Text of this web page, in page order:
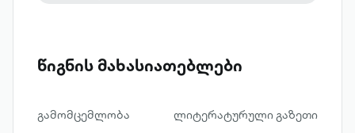
წიგნის მახასიათებლები
გამომცემლობა
ლიტერატურული გაზეთი